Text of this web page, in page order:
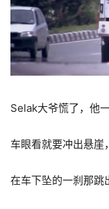
Selak大爷慌了，他
车眼看就要冲出悬崖
在车下坠的一刹那跳